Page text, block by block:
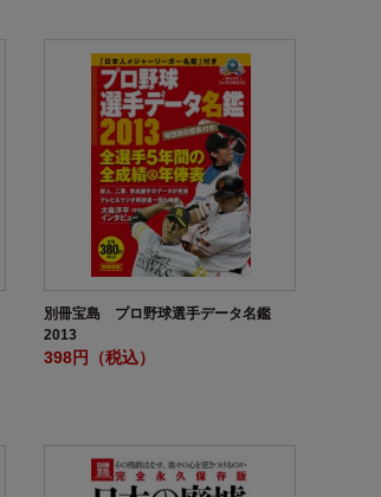
別冊宝島 プロ野球選手データ名鑑
2013
398円（税込）